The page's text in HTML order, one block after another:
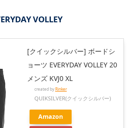
VOLLEY
[クイックシルバー] ボードシ
ョーツ EVERYDAY VOLLEY 20
メンズ KVJ0 XL
created byRinker
QUIKSILVER(クイックシルバー)
Amazon